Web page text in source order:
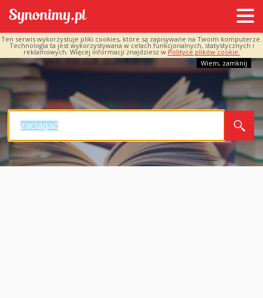
Ten serwis wykorzystuje pliki cookies, które są zapisywane na Twoim komputerze.
Technologia ta jest wykorzystywana w celach funkcjonalnych, statystycznych i
reklamowych. Więcej informacji znajdziesz w Polityce plików cookie.
Wiem, zamknij